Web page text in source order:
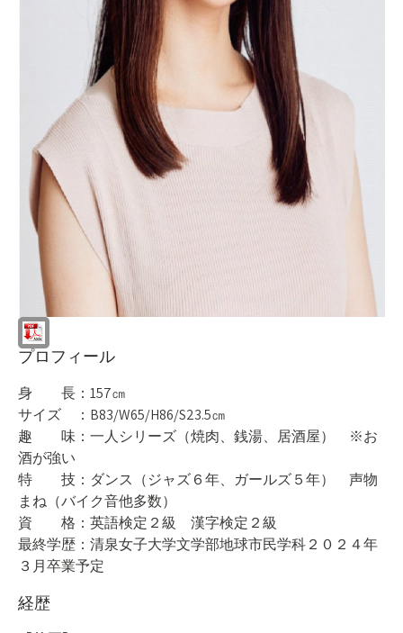
プロフィール
身 長：157㎝
サイズ ：B83/W65/H86/S23.5㎝
趣 味：一人シリーズ（焼肉、銭湯、居酒屋） ※お
酒が強い
特 技：ダンス（ジャズ６年、ガールズ５年） 声物
まね（バイク音他多数）
資 格：英語検定２級 漢字検定２級
最終学歴：清泉女子大学文学部地球市民学科２０２４年
３月卒業予定
経歴